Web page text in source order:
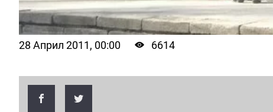
28 Април 2011, 00:00 6614